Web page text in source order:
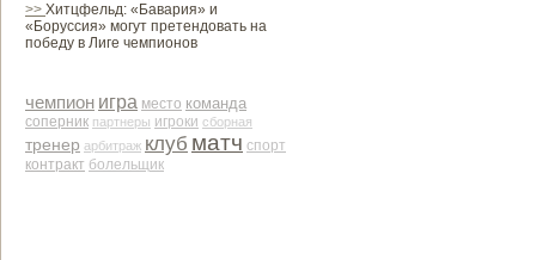
>> Хитцфельд: «Бавария» и
«Боруссия» могут претендовать на
победу в Лиге чемпионов
чемпион игра место команда
соперник партнеры игроки сборная
тренер арби­траж клуб матч спорт
контракт болельщик